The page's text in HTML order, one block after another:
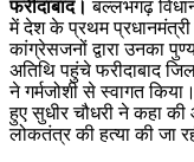
फरीदाबाद। बल्लभगढ़
में देश के प्रथम
कांग्रेसजनों द्वारा उनका
अतिथि पहुंचे फरीदाबाद
ने गर्मजोशी से स्वागत
हुए सुधीर चौधरी ने कहा की
लोकतंत्र की हत्या की जा